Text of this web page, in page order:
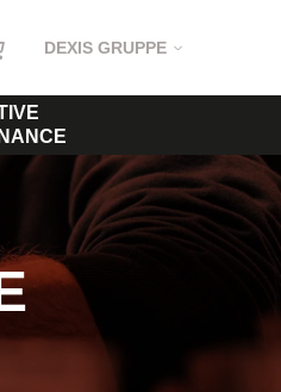
DEXIS GRUPPE